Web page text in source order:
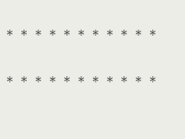
＊＊＊＊＊＊＊＊＊＊
＊＊＊＊＊＊＊＊＊＊